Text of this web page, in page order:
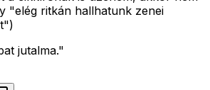
"elég ritkán hallhatunk zenei
jutalma."